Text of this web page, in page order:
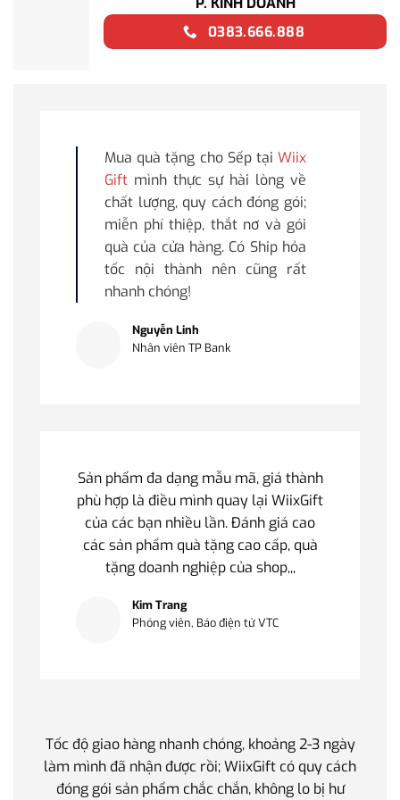
0383.666.888
Mua quà tặng cho Sếp tại Wiix
Gift mình thực sự hài lòng về
chất lượng, quy cách đóng gói;
miễn phí thiệp, thắt nơ và gói
quà của cửa hàng. Có Ship hỏa
tốc nội thành nên cũng rất
nhanh chóng!
Nguyễn Linh
Nhân viên TP Bank
Sản phẩm đa dạng mẫu mã, giá thành
phù hợp là điều mình quay lại WiixGift
của các bạn nhiều lần. Đánh giá cao
các sản phẩm quà tặng cao cấp, quà
tặng doanh nghiệp của shop,,,
Kim Trang
Phóng viên, Báo điện tử VTC
Tốc độ giao hàng nhanh chóng, khoảng 2-3 ngày
làm mình đã nhận được rồi; WiixGift có quy cách
đóng gói sản phẩm chắc chắn, không lo bị hư